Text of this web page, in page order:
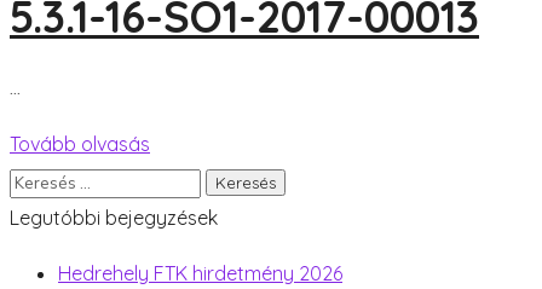
5.3.1-16-SO1-2017-00013
...
Tovább olvasás
Legutóbbi bejegyzések
Hedrehely FTK hirdetmény 2026